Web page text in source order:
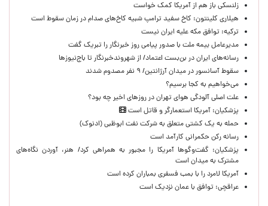
زلنسکی باز هم از آمریکا کمک خواست
هیلاری کلینتون: کاخ سفید ترامپ شبیه کاخ‌های صدام در زمان سقوط است
ترکیه: توافق مکه علیه ایران نیست
مدیرعامل بیمه ملت با صدور پیامی روز خبرنگار را تبریک گفت
رسانه‌های ایران در بن‌بست اعتماد/ از شهروندخبرنگار تا باج‌نیوزها
سقوط آسانسور در میدان آرژانتین/ ۹ نفر مصدوم شدند
می‌خواهیم به کجا برسیم؟
علت اصلی آلودگی هوای تهران در روزهای اخیر چه بود؟
پزشکیان: آمریکا استعمارگر و قاتل است
حمله به یک کشتی متعلق به شرکت نفت ابوظبی (ادنوک)
رسانه رکن حکمرانی کارآمد است
پزشکیان: گفت‌وگوها آمریکا را مجبور به همراهی کرد/ هنر، آوردن نگاه‌های
مشترک به میدان است
آمریکا لامرد را با بمب فسفری بمباران کرده است
عراقچی: توافق با عمان نزدیک است